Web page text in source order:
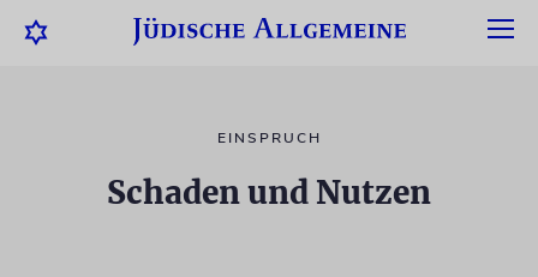
EINSPRUCH
Schaden und Nutzen